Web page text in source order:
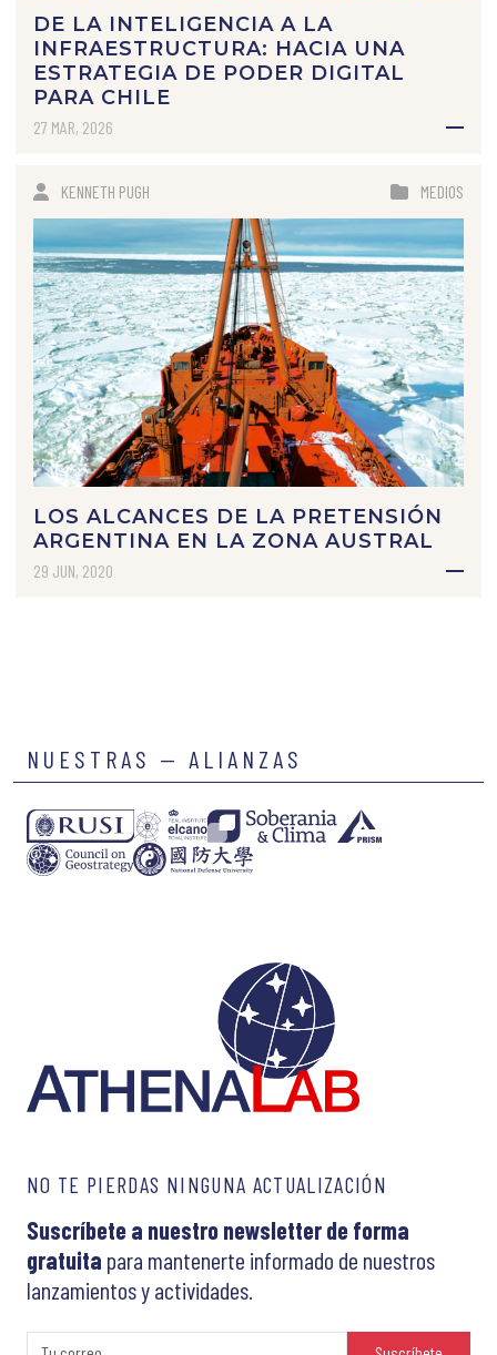
DE LA INTELIGENCIA A LA
INFRAESTRUCTURA: HACIA UNA
ESTRATEGIA DE PODER DIGITAL
PARA CHILE
27 MAR, 2026
KENNETH PUGH MEDIOS
LOS ALCANCES DE LA PRETENSIÓN
ARGENTINA EN LA ZONA AUSTRAL
29 JUN, 2020
NUESTRAS — ALIANZAS
NO TE PIERDAS NINGUNA ACTUALIZACIÓN
Suscríbete a nuestro newsletter de forma
gratuita para mantenerte informado de nuestros
lanzamientos y actividades.